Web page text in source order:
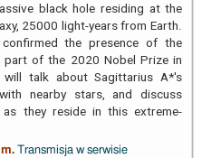
black hole residing at the
25000 light-years from Earth.
the presence of the
of the 2020 Nobel Prize in
talk about Sagittarius A*'s
nearby stars, and discuss
they reside in this extreme-
Transmisja w serwisie